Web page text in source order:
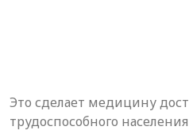
Это сделает медицину
трудоспособного населения